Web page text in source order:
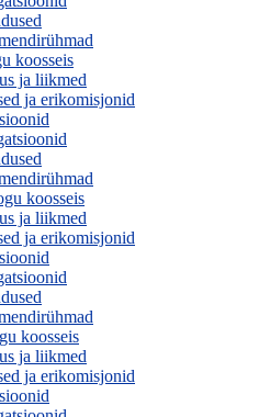
koosseis
ja liikmed
ja erikomisjonid
koosseis
ja liikmed
ja erikomisjonid
koosseis
ja liikmed
ja erikomisjonid